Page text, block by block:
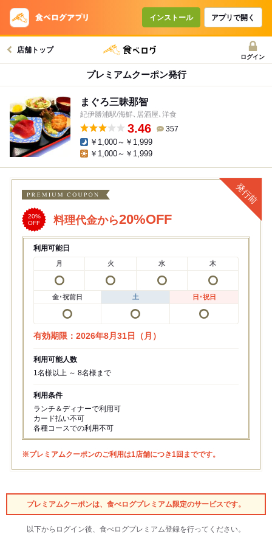
インストール アプリで開く
店舗トップ
ログイン
プレミアムクーポン発行
まぐろ三昧那智
紀伊勝浦駅/海鮮､居酒屋､洋食
3.46 357
￥1,000～￥1,999
￥1,000～￥1,999
20%
OFF
料理代金から20%OFF
利用可能日
月 火 水 木
金･祝前日 土 日･祝日
有効期限：2026年8月31日（月）
利用可能人数
1名様以上 ～ 8名様まで
利用条件
ランチ＆ディナーで利用可
カード払い不可
各種コースでの利用不可
※プレミアムクーポンのご利用は1店舗につき1回までです。
プレミアムクーポンは、食べログプレミアム限定のサービスです。
以下からログイン後、食べログプレミアム登録を行ってください。